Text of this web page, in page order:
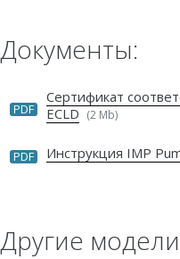
Документы:
PDF
Сертификат
ECLD (2 Mb)
PDF Инструкция IMP
Другие